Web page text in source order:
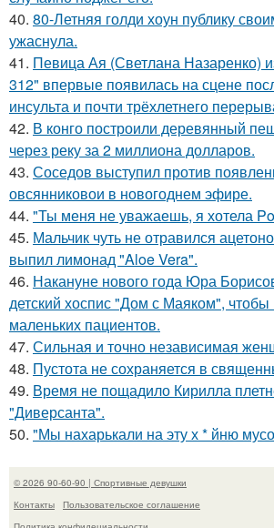
40. 80-Летняя голди хоун публику
ужаснула.
41. Певица Ая (Светлана Назаренко)
312" впервые появилась на сцене
инсульта и почти трёхлетнего
42. В конго построили деревянный
через реку за 2 миллиона долларов.
43. Соседов выступил против
овсянниковои в новогоднем эфире.
44. "Ты меня не уважаешь, я хотела
45. Мальчик чуть не отравился
выпил лимонад "Aloe Vera".
46. Накануне нового года Юра
детский хоспис "Дом с Маяком",
маленьких пациентов.
47. Сильная и точно независимая
48. Пустота не сохраняется в
49. Время не пощадило Кирилла
"Диверсанта".
50. "Мы нахарькали на эту х * йню
© 2026 90-60-90 | Спортивные девушки
Контакты
Пользовательское соглашение